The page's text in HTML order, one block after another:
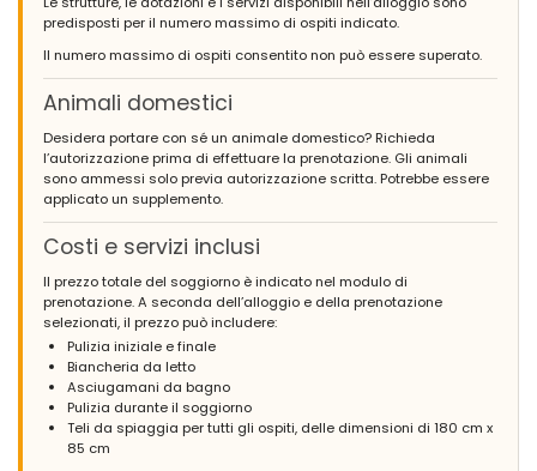
predisposti per il numero massimo di ospiti indicato.
Il numero massimo di ospiti consentito non può essere superato.
Animali domestici
Desidera portare con sé un animale domestico? Richieda
l’autorizzazione prima di effettuare la prenotazione. Gli animali
sono ammessi solo previa autorizzazione scritta. Potrebbe essere
applicato un supplemento.
Costi e servizi inclusi
Il prezzo totale del soggiorno è indicato nel modulo di
prenotazione. A seconda dell’alloggio e della prenotazione
selezionati, il prezzo può includere:
Pulizia iniziale e finale
Biancheria da letto
Asciugamani da bagno
Pulizia durante il soggiorno
Teli da spiaggia per tutti gli ospiti, delle dimensioni di 180 cm x
85 cm